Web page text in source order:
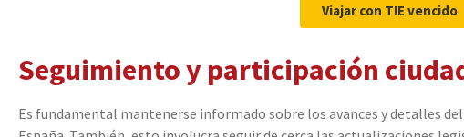
Viajar con TIE vencido
Seguimiento y participación
Es fundamental mantenerse informado sobre los avances y detalles